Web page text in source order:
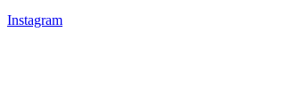
Instagram